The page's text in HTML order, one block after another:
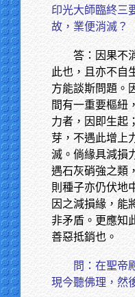
印光大師臨終三
故，業便消滅？
答：因果不
此也，且亦不自
方能談斯問題。
間有一重要樞紐
力者，因即生起
芽，不遇此增上
滅。倘緣具減損
遇石灰硝強之類
則種子亦仍伏地
因之減損緣，能
非矛盾。更應知
善惡抵銷也。
問：在聖帝
現今聽佛理，然